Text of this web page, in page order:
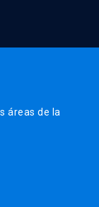
áreas de la